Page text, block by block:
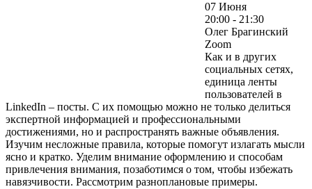
07 Июня
20:00 - 21:30
Олег Брагинский
Zoom
Как и в других
социальных сетях,
единица ленты
пользователей в
LinkedIn – посты. С их помощью можно не только делиться
экспертной информацией и профессиональными
достижениями, но и распространять важные объявления.
Изучим несложные правила, которые помогут излагать мысли
ясно и кратко. Уделим внимание оформлению и способам
привлечения внимания, позаботимся о том, чтобы избежать
навязчивости. Рассмотрим разноплановые примеры.